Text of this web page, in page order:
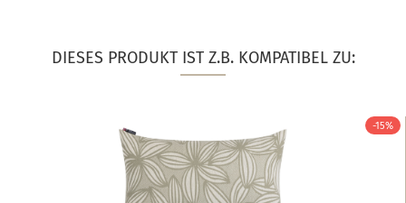
DIESES PRODUKT IST Z.B. KOMPATIBEL ZU:
-15%